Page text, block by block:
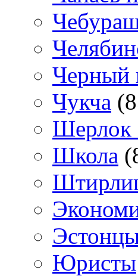
Черный
Чукча
Шерлок
Школа
Юристы